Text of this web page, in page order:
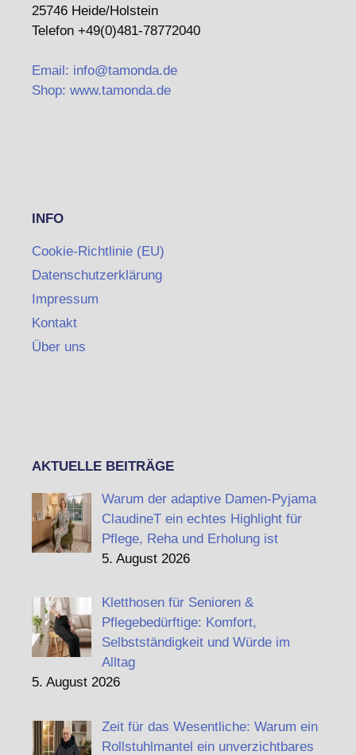
25746 Heide/Holstein
Telefon +49(0)481-78772040
Email: info@tamonda.de
Shop: www.tamonda.de
INFO
Cookie-Richtlinie (EU)
Datenschutzerklärung
Impressum
Kontakt
Über uns
AKTUELLE BEITRÄGE
Warum der adaptive Damen-Pyjama
ClaudineT ein echtes Highlight für
Pflege, Reha und Erholung ist
5. August 2026
Kletthosen für Senioren &
Pflegebedürftige: Komfort,
Selbstständigkeit und Würde im
Alltag
5. August 2026
Zeit für das Wesentliche: Warum ein
Rollstuhlmantel ein unverzichtbares